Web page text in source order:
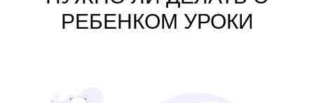
РЕБЕНКОМ УРОКИ